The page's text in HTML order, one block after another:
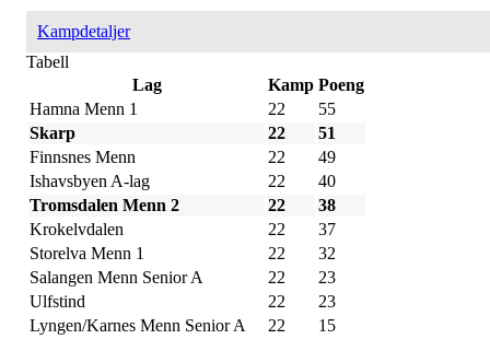
Kampdetaljer
Tabell
Lag
Kamp Poeng
Hamna Menn 1
22
55
Skarp
22
51
Finnsnes Menn
22
49
Ishavsbyen A-lag
22
40
Tromsdalen Menn 2
22
38
Krokelvdalen
22
37
Storelva Menn 1
22
32
Salangen Menn Senior A
22
23
Ulfstind
22
23
Lyngen/Karnes Menn Senior A
22
15